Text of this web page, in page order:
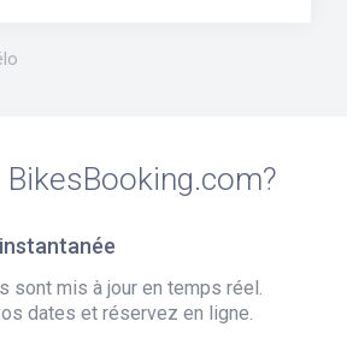
BikesBooking.com?
sont mis à jour en temps réel.
dates et réservez en ligne.